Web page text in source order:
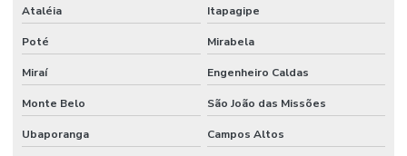
Venda De Solenóide Hidráulico
Ataléia Itapagipe
Poté Mirabela
Miraí Engenheiro Caldas
Monte Belo São João das Missões
Ubaporanga Campos Altos